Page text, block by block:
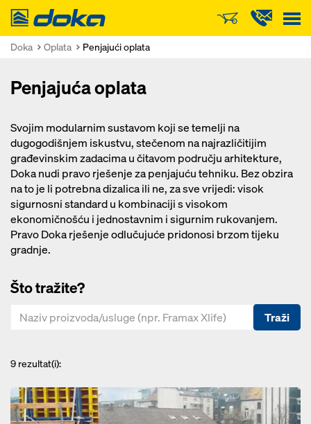
Doka
Doka Oplata Penjajući oplata
Penjajuća oplata
Svojim modularnim sustavom koji se temelji na
dugogodišnjem iskustvu, stečenom na najrazličitijim
građevinskim zadacima u čitavom području arhitekture,
Doka nudi pravo rješenje za penjajuću tehniku. Bez obzira
na to je li potrebna dizalica ili ne, za sve vrijedi: visok
sigurnosni standard u kombinaciji s visokom
ekonomičnošću i jednostavnim i sigurnim rukovanjem.
Pravo Doka rješenje odlučujuće pridonosi brzom tijeku
gradnje.
Što tražite?
Traži
9 rezultat(i):